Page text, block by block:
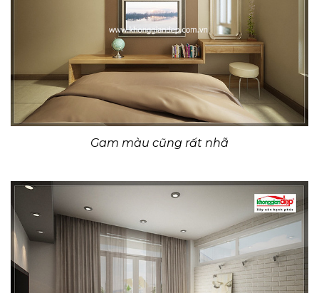
Gam màu cũng rất nhã